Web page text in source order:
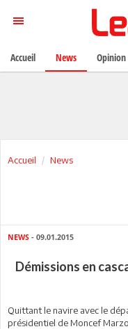
Accueil News
NEWS - 09.01.2015
Démissions en
Quittant le navire avec le
présidentiel de Moncef
Accueil News Opinion